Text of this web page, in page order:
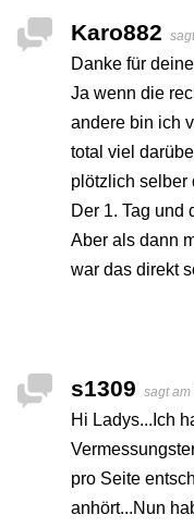
Karo882
Danke für
Ja wenn die
andere bin ich
total viel
plötzlich selber
Der 1. Tag und
Aber als dann
war das direkt
s1309 sagt am
Hi Ladys...Ich
pro Seite
anhört...Nun